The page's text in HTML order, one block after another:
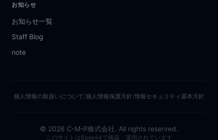
お知らせ
お知らせ一覧
Staff Blog
note
個人情報の取扱いについて 個人情報保護方針 情報セキュリティ基本方針
© 2026 C-M-P株式会社. All rights reserved.
このサイトはBase44で構築・運用されています